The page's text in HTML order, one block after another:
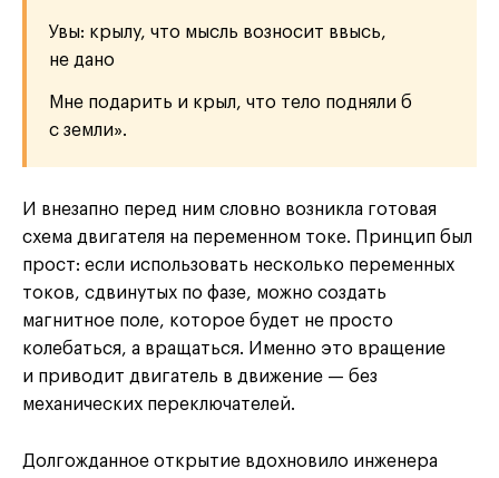
Увы: крылу, что мысль возносит ввысь,
не дано
Мне подарить и крыл, что тело подняли б
с земли».
И внезапно перед ним словно возникла готовая
схема двигателя на переменном токе. Принцип был
прост: если использовать несколько переменных
токов, сдвинутых по фазе, можно создать
магнитное поле, которое будет не просто
колебаться, а вращаться. Именно это вращение
и приводит двигатель в движение — без
механических переключателей.
Долгожданное открытие вдохновило инженера